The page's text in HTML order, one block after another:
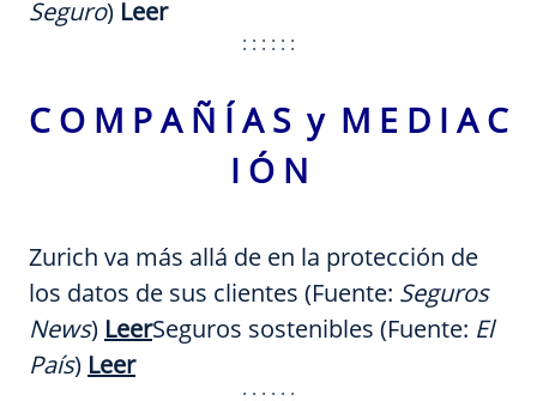
Seguro) Leer
: : : : : :
C O M P A Ñ Í A S y M E D I A C
I Ó N
Zurich va más allá de en la protección de
los datos de sus clientes (Fuente: Seguros
News) LeerSeguros sostenibles (Fuente: El
País) Leer